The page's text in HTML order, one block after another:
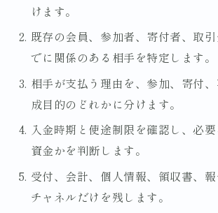
けます。
既存の会員、参加者、寄付者、取
でに関係のある相手を特定します。
相手が支払う理由を、参加、寄付
成目的のどれかに分けます。
入金時期と使途制限を確認し、必
資金かを判断します。
受付、会計、個人情報、領収書、
チャネルだけを残します。